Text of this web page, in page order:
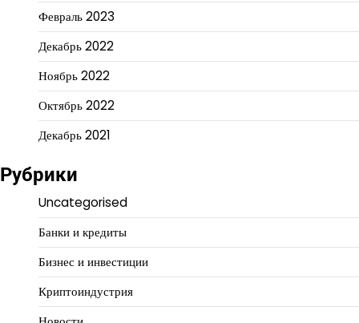
Февраль 2023
Декабрь 2022
Ноябрь 2022
Октябрь 2022
Декабрь 2021
Рубрики
Uncategorised
Банки и кредиты
Бизнес и инвестиции
Криптоиндустрия